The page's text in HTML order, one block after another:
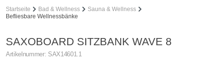
Startseite Bad & Wellness
Sauna & Wellness
Befliesbare Wellnessbänke
SAXOBOARD SITZBANK WAVE 8
Artikelnummer: SAX14601.1